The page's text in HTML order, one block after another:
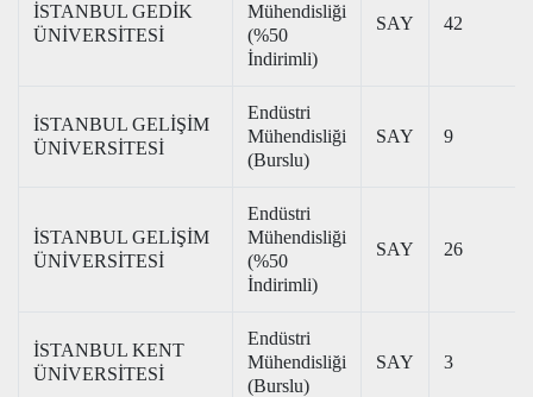
İSTANBUL GEDİK
ÜNİVERSİTESİ
Mühendisliği
(%50
İndirimli)
SAY 42
İSTANBUL GELİŞİM
ÜNİVERSİTESİ
Endüstri
Mühendisliği
(Burslu)
SAY 9
İSTANBUL GELİŞİM
ÜNİVERSİTESİ
Endüstri
Mühendisliği
(%50
İndirimli)
SAY 26
İSTANBUL KENT
ÜNİVERSİTESİ
Endüstri
Mühendisliği
(Burslu)
SAY 3